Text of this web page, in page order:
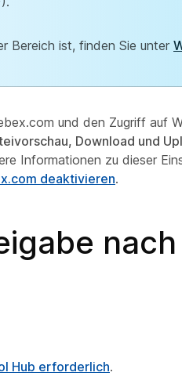
Bereich ist, finden Sie unter
und den Zugriff auf
Download und
Informationen zu dieser
deaktivieren.
nach
Hub erforderlich.